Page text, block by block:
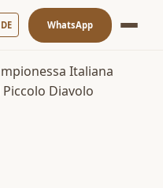
DE WhatsApp